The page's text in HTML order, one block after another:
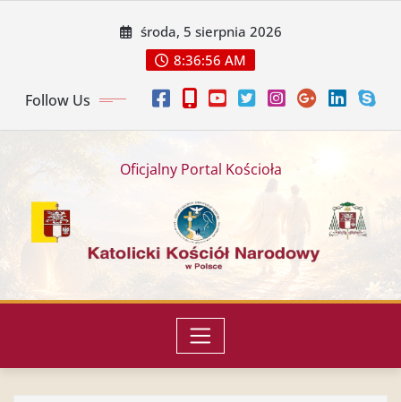
środa, 5 sierpnia 2026
8:36:59 AM
Follow Us
Oficjalny Portal Kościoła